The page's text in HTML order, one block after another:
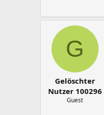
G
Gelöschter
Nutzer 100296
Guest